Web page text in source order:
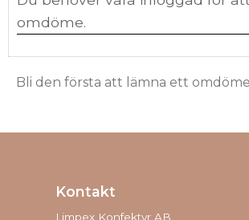
Bli den första att lämna ett
Kontakt
Limpex Konfektyr AB